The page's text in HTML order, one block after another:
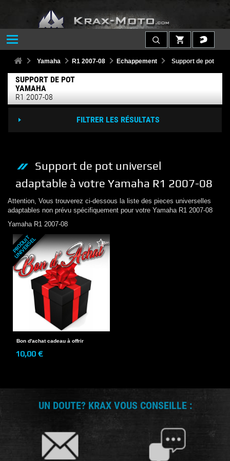
Yamaha R1 2007-08 Echappement Support de pot
SUPPORT DE POT
YAMAHA
R1 2007-08
FILTRER LES RÉSULTATS
Support de pot universel
adaptable à votre Yamaha R1 2007-08
Attention, Vous trouverez ci-dessous la liste des pieces universelles
adaptables non prévu spécifiquement pour votre Yamaha R1 2007-08
Yamaha R1 2007-08
P
R
O
D
U
I
T
U
N
I
V
E
R
S
E
L
Bon d'achat cadeau à offrir
10,00 €
UN DOUTE? KRAX VOUS CONSEILLE :